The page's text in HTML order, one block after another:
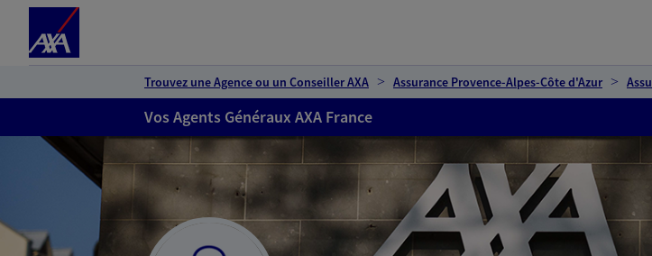
Trouvez une Agence ou un Conseiller AXA Assurance Provence-Alpes-Côte d'Azur
Vos Agents Généraux AXA France